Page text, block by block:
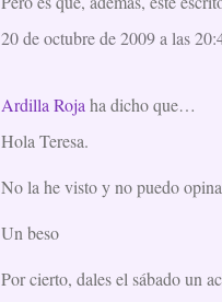
20 de octubre de 2009 a las
Ardilla Roja ha dicho que…
Hola Teresa.
No la he visto y no puedo
Un beso
Por cierto, dales el sábado un